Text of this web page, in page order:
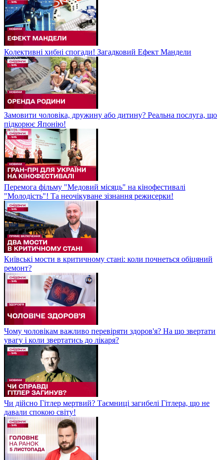
Колективні хибні спогади! Загадковий Ефект Мандели
Замовити чоловіка, дружину або дитину? Реальна послуга, що
підкорює Японію!
Перемога фільму "Медовий місяць" на кінофестивалі
"Молодість"! Та неочікуване зізнання режисерки!
Київські мости в критичному стані: коли почнеться обіцяний
ремонт?
Чому чоловікам важливо перевіряти здоров'я? На що звертати
увагу і коли звертатись до лікаря?
Чи дійсно Гітлер мертвий? Таємниці загибелі Гітлера, що не
давали спокою світу!